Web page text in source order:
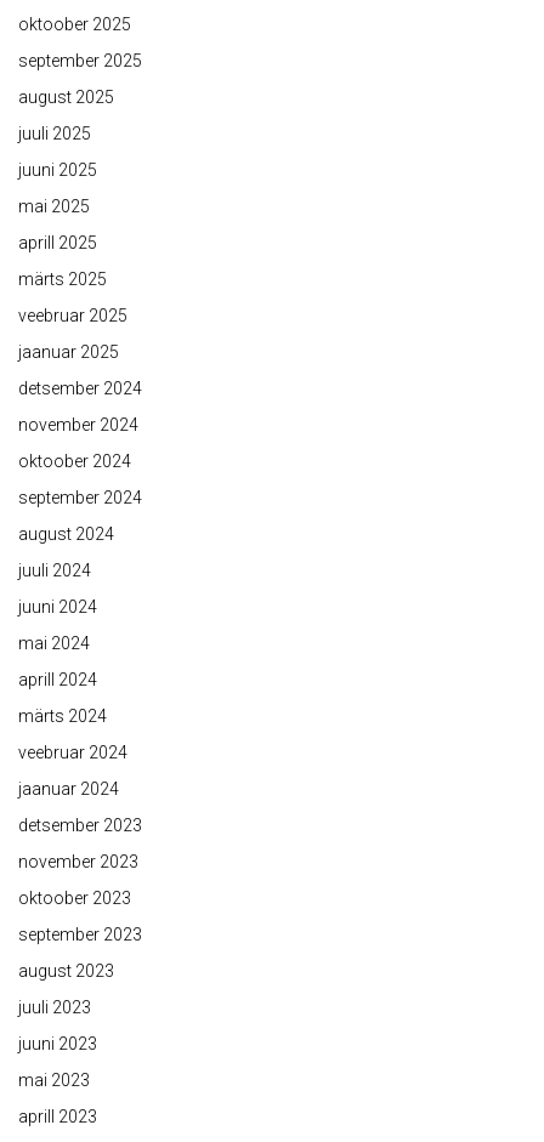
oktoober 2025
september 2025
august 2025
juuli 2025
juuni 2025
mai 2025
aprill 2025
märts 2025
veebruar 2025
jaanuar 2025
detsember 2024
november 2024
oktoober 2024
september 2024
august 2024
juuli 2024
juuni 2024
mai 2024
aprill 2024
märts 2024
veebruar 2024
jaanuar 2024
detsember 2023
november 2023
oktoober 2023
september 2023
august 2023
juuli 2023
juuni 2023
mai 2023
aprill 2023